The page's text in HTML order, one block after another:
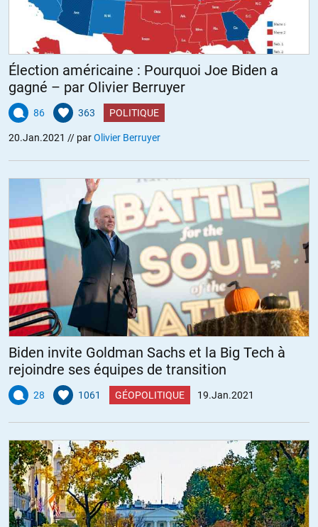
Élection américaine : Pourquoi Joe Biden a
gagné – par Olivier Berruyer
86 363 POLITIQUE
20.Jan.2021 // parOlivier Berruyer
Biden invite Goldman Sachs et la Big Tech à
rejoindre ses équipes de transition
28 1061 GÉOPOLITIQUE 19.Jan.2021